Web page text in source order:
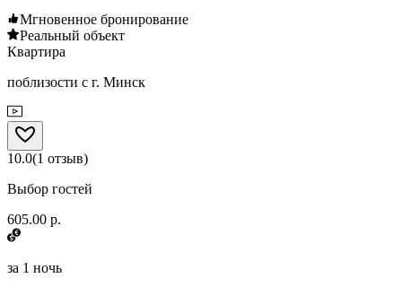
Мгновенное бронирование
Реальный объект
Квартира
поблизости с г. Минск
10.0(1 отзыв)
Выбор гостей
605.00 р.
за 1 ночь